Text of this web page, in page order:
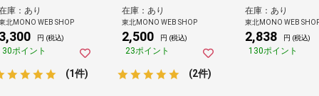
庫：あり
北MONO WEB SHOP
円 (税込)
30ポイント
(1件)
在庫：あり
東北MONO WEB SHOP
2,500 円 (税込)
23ポイント
(2件)
在庫：あり
東北MONO WEB
2,838 円 (税込)
130ポイント